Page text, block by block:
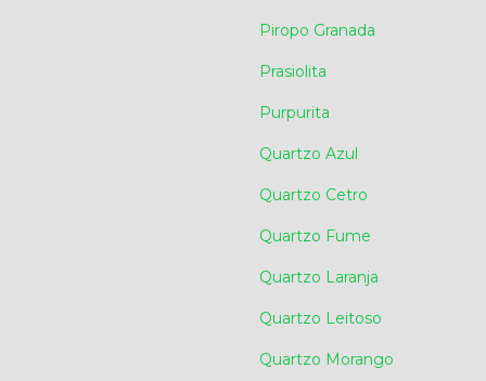
Piropo Granada
Prasiolita
Purpurita
Quartzo Azul
Quartzo Cetro
Quartzo Fume
Quartzo Laranja
Quartzo Leitoso
Quartzo Morango